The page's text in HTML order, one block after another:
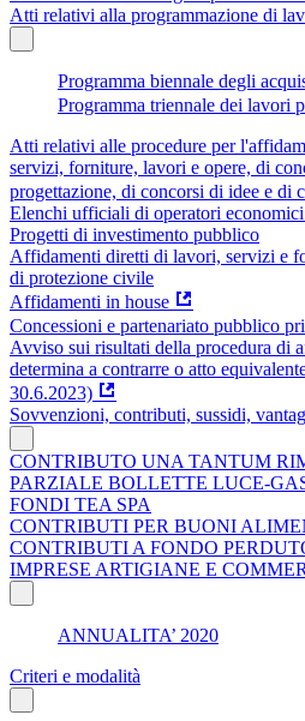
Atti relativi alla programmazione di
Programma biennale degli
Programma triennale dei lavori
Atti relativi alle procedure per
servizi, forniture, lavori e opere, di
progettazione, di concorsi di idee e di
Elenchi ufficiali di operatori
Progetti di investimento pubblico
Affidamenti diretti di lavori, servizi e
di protezione civile
Affidamenti in house
Concessioni e partenariato pubblico
Avviso sui risultati della procedura di
determina a contrarre o atto
30.6.2023)
Sovvenzioni, contributi, sussidi,
CONTRIBUTO UNA TANTUM
PARZIALE BOLLETTE LUCE-
FONDI TEA SPA
CONTRIBUTI PER BUONI
CONTRIBUTI A FONDO
IMPRESE ARTIGIANE E
ANNUALITA’ 2020
Criteri e modalità